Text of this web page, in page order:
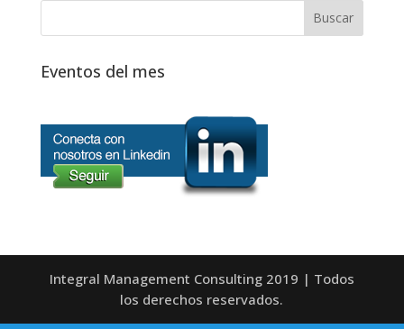
Eventos del mes
Integral Management Consulting 2019 | Todos
los derechos reservados.